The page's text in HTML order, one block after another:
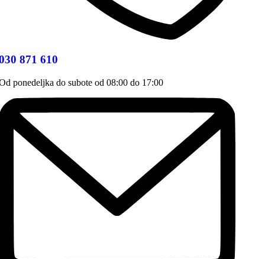
871 610
ponedeljka do subote od 08:00 do 17:00